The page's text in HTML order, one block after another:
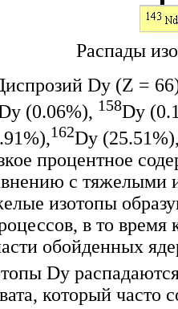
Распады
Dy (Z = 66)
(0.06%), 158Dy
162Dy
процентное
с тяжелыми
изотопы
в то время
обойденных
Dy распадаются
который часто